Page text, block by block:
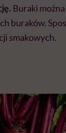
Buraki
buraków.
smakowych.